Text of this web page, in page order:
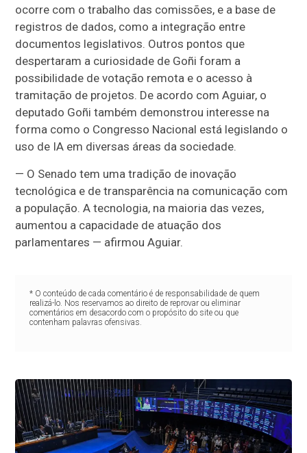
ocorre com o trabalho das comissões, e a base de
registros de dados, como a integração entre
documentos legislativos. Outros pontos que
despertaram a curiosidade de Goñi foram a
possibilidade de votação remota e o acesso à
tramitação de projetos. De acordo com Aguiar, o
deputado Goñi também demonstrou interesse na
forma como o Congresso Nacional está legislando o
uso de IA em diversas áreas da sociedade.
— O Senado tem uma tradição de inovação
tecnológica e de transparência na comunicação com
a população. A tecnologia, na maioria das vezes,
aumentou a capacidade de atuação dos
parlamentares — afirmou Aguiar.
* O conteúdo de cada comentário é de responsabilidade de quem
realizá-lo. Nos reservamos ao direito de reprovar ou eliminar
comentários em desacordo com o propósito do site ou que
contenham palavras ofensivas.